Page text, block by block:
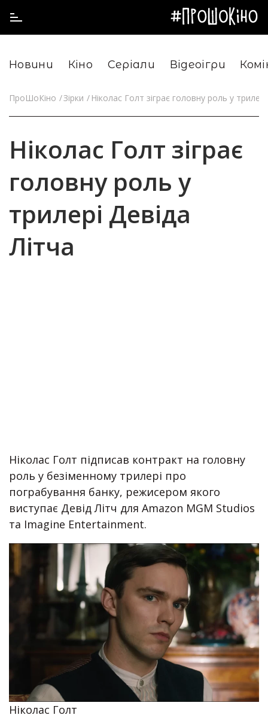
Новини Кіно Серіали Відеоігри
ПроШоКіно Зірки Ніколас Голт зіграє головну роль у
Ніколас Голт зіграє
головну роль у
трилері Девіда
Літча
Ніколас Голт підписав контракт на головну
роль у безіменному трилері про
пограбування банку, режисером якого
виступає Девід Літч для Amazon MGM Studios
та Imagine Entertainment.
Ніколас Голт